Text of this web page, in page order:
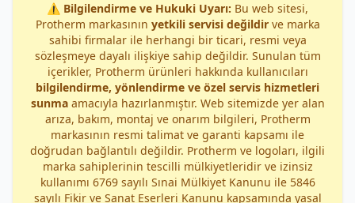
⚠️ Bilgilendirme ve Hukuki Uyarı: Bu web sitesi,
Protherm markasının yetkili servisi değildirve marka
sahibi firmalar ile herhangi bir ticari, resmi veya
sözleşmeye dayalı ilişkiye sahip değildir. Sunulan tüm
içerikler, Protherm ürünleri hakkında kullanıcıları
bilgilendirme, yönlendirme ve özel servis hizmetleri
sunmaamacıyla hazırlanmıştır. Web sitemizde yer alan
arıza, bakım, montaj ve onarım bilgileri, Protherm
markasının resmi talimat ve garanti kapsamı ile
doğrudan bağlantılı değildir. Protherm ve logoları, ilgili
marka sahiplerinin tescilli mülkiyetleridir ve izinsiz
kullanımı 6769 sayılı Sınai Mülkiyet Kanunu ile 5846
sayılı Fikir ve Sanat Eserleri Kanunu kapsamında yasal